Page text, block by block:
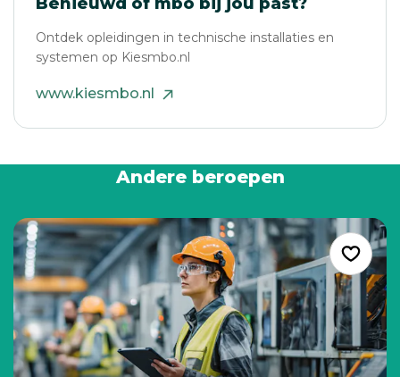
Ontdek opleidingen in technische installaties en
systemen op Kiesmbo.nl
www.kiesmbo.nl
Andere beroepen